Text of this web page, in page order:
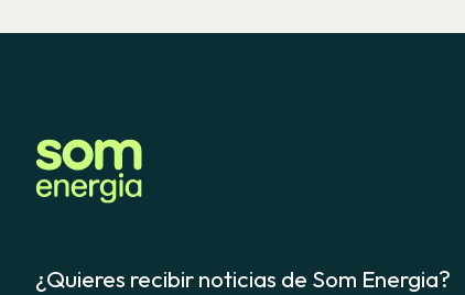
¿Quieres recibir noticias de Som Energia?